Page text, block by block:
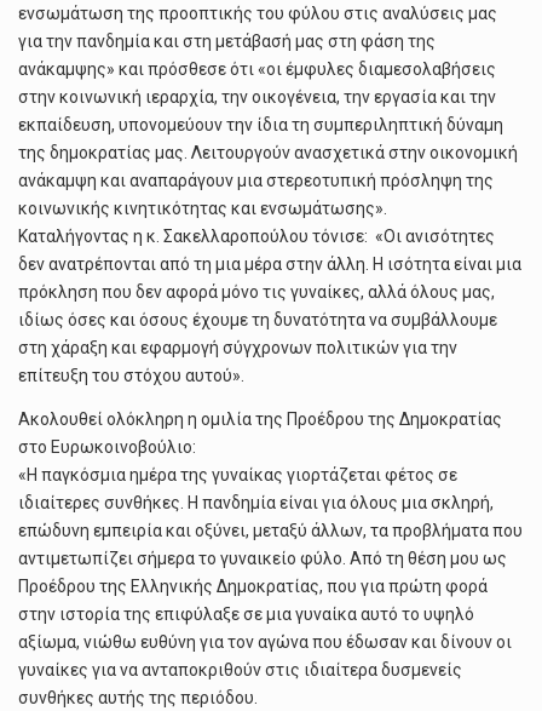
ενσωμάτωση της προοπτικής του φύλου στις αναλύσεις μας
για την πανδημία και στη μετάβασή μας στη φάση της
ανάκαμψης» και πρόσθεσε ότι «οι έμφυλες διαμεσολαβήσεις
στην κοινωνική ιεραρχία, την οικογένεια, την εργασία και την
εκπαίδευση, υπονομεύουν την ίδια τη συμπεριληπτική δύναμη
της δημοκρατίας μας. Λειτουργούν ανασχετικά στην οικονομική
ανάκαμψη και αναπαράγουν μια στερεοτυπική πρόσληψη της
κοινωνικής κινητικότητας και ενσωμάτωσης».
Καταλήγοντας η κ. Σακελλαροπούλου τόνισε: «Oι ανισότητες
δεν ανατρέπονται από τη μια μέρα στην άλλη. Η ισότητα είναι μια
πρόκληση που δεν αφορά μόνο τις γυναίκες, αλλά όλους μας,
ιδίως όσες και όσους έχουμε τη δυνατότητα να συμβάλλουμε
στη χάραξη και εφαρμογή σύγχρονων πολιτικών για την
επίτευξη του στόχου αυτού».
Ακολουθεί ολόκληρη η ομιλία της Προέδρου της Δημοκρατίας
στο Ευρωκοινοβούλιο:
«Η παγκόσμια ημέρα της γυναίκας γιορτάζεται φέτος σε
ιδιαίτερες συνθήκες. Η πανδημία είναι για όλους μια σκληρή,
επώδυνη εμπειρία και οξύνει, μεταξύ άλλων, τα προβλήματα που
αντιμετωπίζει σήμερα το γυναικείο φύλο. Από τη θέση μου ως
Προέδρου της Ελληνικής Δημοκρατίας, που για πρώτη φορά
στην ιστορία της επιφύλαξε σε μια γυναίκα αυτό το υψηλό
αξίωμα, νιώθω ευθύνη για τον αγώνα που έδωσαν και δίνουν οι
γυναίκες για να ανταποκριθούν στις ιδιαίτερα δυσμενείς
συνθήκες αυτής της περιόδου.